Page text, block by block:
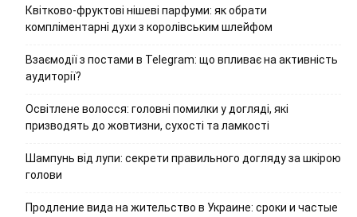
Квітково-фруктові нішеві парфуми: як обрати
компліментарні духи з королівським шлейфом
Взаємодії з постами в Telegram: що впливає на активність
аудиторії?
Освітлене волосся: головні помилки у догляді, які
призводять до жовтизни, сухості та ламкості
Шампунь від лупи: секрети правильного догляду за шкірою
голови
Продление вида на жительство в Украине: сроки и частые